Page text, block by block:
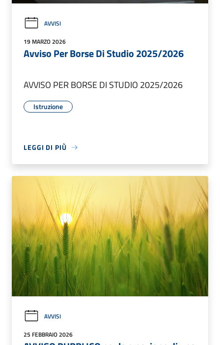
AVVISI
19 MARZO 2026
Avviso Per Borse Di Studio 2025/2026
AVVISO PER BORSE DI STUDIO 2025/2026
Istruzione
LEGGI DI PIÙ
AVVISI
25 FEBBRAIO 2026